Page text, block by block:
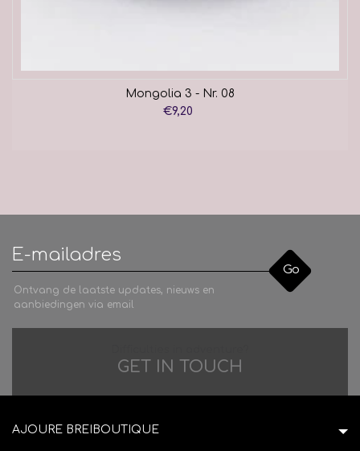
Mongolia 3 - Nr. 08
€9,20
Go
Ontvang de laatste updates, nieuws en
aanbiedingen via email
GET IN TOUCH
AJOURE BREIBOUTIQUE